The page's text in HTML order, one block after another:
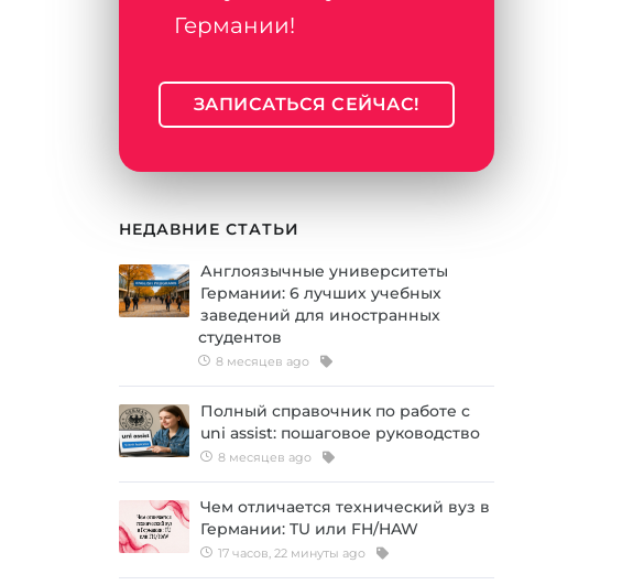
Германии!
ЗАПИСАТЬСЯ СЕЙЧАС!
НЕДАВНИЕ СТАТЬИ
Англоязычные университеты
Германии: 6 лучших учебных
заведений для иностранных
студентов
8 месяцев ago
Полный справочник по работе с
uni assist: пошаговое руководство
8 месяцев ago
Чем отличается технический вуз в
Германии: TU или FH/HAW
17 часов, 22 минуты ago